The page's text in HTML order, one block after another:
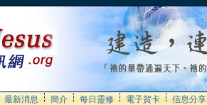
最新消息 簡介 每日靈修 電子賀卡 信息分享